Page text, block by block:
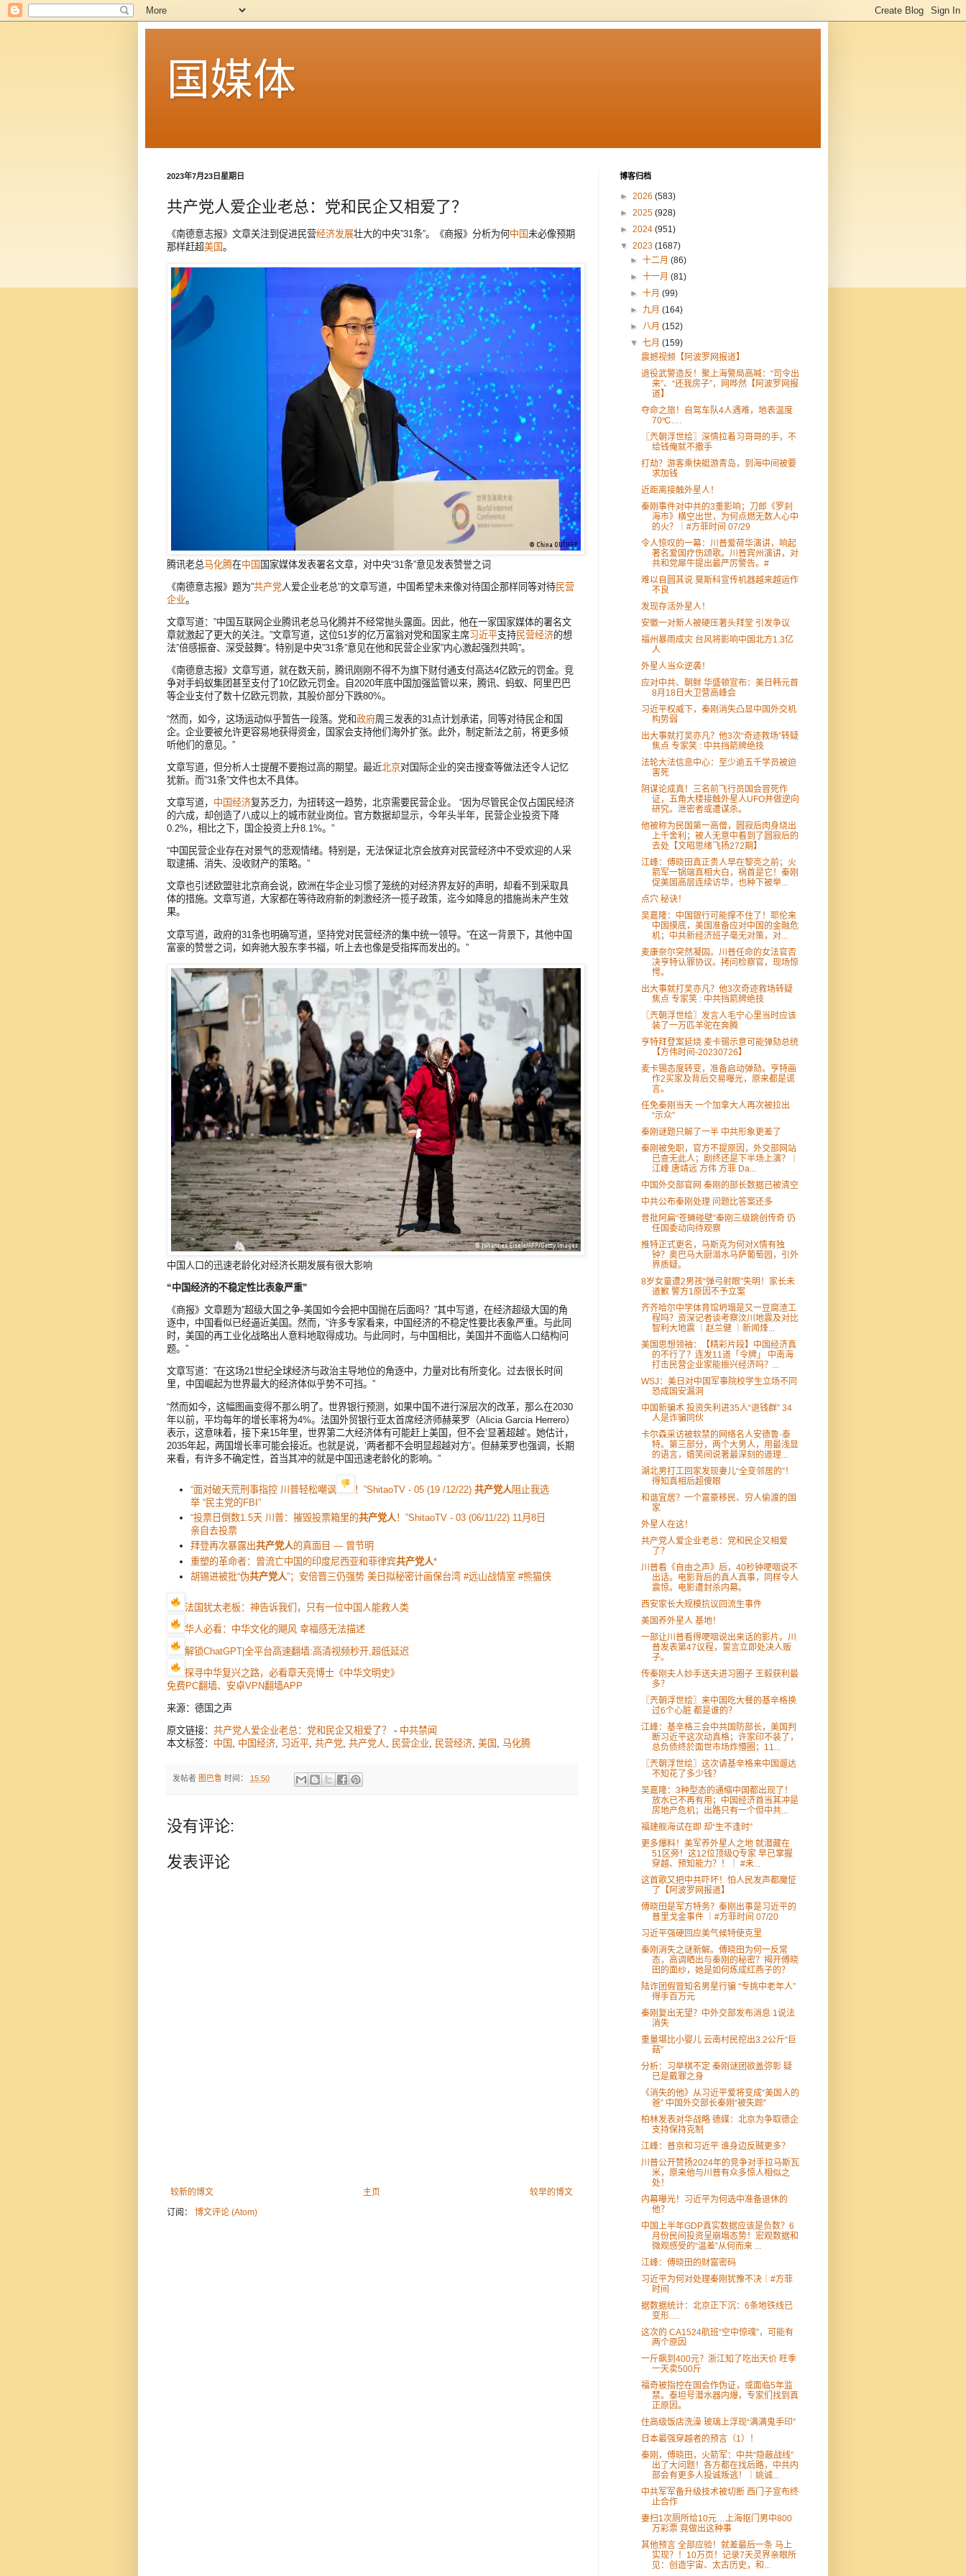
国媒体
2023年7月23日星期日
共产党人爱企业老总：党和民企又相爱了？
《南德意志报》文章关注到促进民营经济发展壮大的中央”31条”。《商报》分析为何中国未必像预期
那样赶超美国。
腾讯老总马化腾在中国 国家媒体发表署名文章，对中央“31条”意见发表赞誉之词
《南德意志报》题为”共产党人爱企业老总”的文章写道，中国希望未来像对待国企那样同等对待民营
企业。
文章写道：”中国互联网企业腾讯老总马化腾并不经常抛头露面。因此，他在一家国家媒体的署名文
章就激起了更大的关注。”文章写道，这位51岁的亿万富翁对党和国家主席习近平支持民营经济的想
法”倍感振奋、深受鼓舞”。特别是中央”31条”意见在他和民营企业家”内心激起强烈共鸣”。
《南德意志报》文章写道，就在数天前，腾讯刚刚不得不为旗下财付通支付高达4亿欧元的罚金。竞
争对手蚂蚁集团甚至支付了10亿欧元罚金。自2020年底中国加强监管以来，腾讯、蚂蚁、阿里巴巴
等企业支付了数十亿欧元罚款，其股价部分下跌80%。
“然而，如今，这场运动似乎暂告一段落。党和政府周三发表的31点计划承诺，同等对待民企和国
企。企业要被允许更容易地获得资金，国家会支持他们海外扩张。此外，制定新法之前，将更多倾
听他们的意见。”
文章写道，但分析人士提醒不要抱过高的期望。最近北京对国际企业的突击搜查等做法还令人记忆
犹新。而”31条”文件也太不具体。
文章写道， 中国经济复苏乏力，为扭转这一趋势，北京需要民营企业。 “因为尽管民企仅占国民经济
的六成，却创造了八成以上的城市就业岗位。官方数据却显示，今年头半年，民营企业投资下降
0.2%，相比之下，国企投资上升8.1%。”
“中国民营企业存在对景气的悲观情绪。特别是，无法保证北京会放弃对民营经济中不受欢迎的人采
取逮捕、消失、没收财产的策略。”
文章也引述欧盟驻北京商会说，欧洲在华企业习惯了笼统的对经济界友好的声明，却看不到采取具
体的措施。文章写道，大家都在等待政府新的刺激经济一揽子政策，迄今如降息的措施尚未产生效
果。
文章写道，政府的31条也明确写道，坚持党对民营经济的集中统一领导。”在这一背景下，其他中国
富豪的赞誉之词，如奔驰大股东李书福，听上去也像是受指挥而发出的。”
中国人口的迅速老龄化对经济长期发展有很大影响
“中国经济的不稳定性比表象严重”
《商报》文章题为”超级大国之争-美国如今会把中国抛在后面吗？”其中写道，在经济超级大国的角
逐中，中国看似已经逼近美国。然而，”许多专家看来，中国经济的不稳定性要比表象严重。与此同
时，美国的再工业化战略出人意料地取得成功。与此同时，与中国相比，美国并不面临人口结构问
题。”
文章写道：”在这场21世纪全球经济与政治主导地位的角逐中，力量对比有所变化。过去很长时间
里，中国崛起为世界最大的经济体似乎势不可挡。”
“然而如今，这幅图画变得不那么明了。世界银行预测，如果中国不进行深层次的改革，那么在2030
年以前，平均每年的增长率将为4%。法国外贸银行亚太首席经济师赫莱罗（Alicia Garcia Herrero）
表示，这意味着，接下来15年里，世界第二大经济体有可能赶上美国，但不会’显著超越’。她估计，
2035年起，两国增长率可能会接近。也就是说，’两者都不会明显超越对方’。但赫莱罗也强调，长期
来看，有许多不确定性，首当其冲的就是中国迅速老龄化的影响。”
“面对破天荒刑事指控 川普轻松嘲讽 ！”ShitaoTV - 05 (19 /12/22)共产党人 阻止我选
举 “民主党的FBI”
“投票日倒数1.5天 川普：摧毁投票箱里的共产党人！”ShitaoTV - 03 (06/11/22) 11月8日
亲自去投票
拜登再次暴露出共产党人的真面目 — 曾节明
重塑的革命者：曾流亡中国的印度尼西亚和菲律宾共产党人*
胡锡进被批“伪共产党人”；安倍晋三仍强势 美日拟秘密计画保台湾 #远山战情室 #熊猫侠
法国犹太老板：神告诉我们，只有一位中国人能救人类
华人必看：中华文化的飓风 幸福感无法描述
解锁ChatGPT|全平台高速翻墙:高清视频秒开,超低延迟
探寻中华复兴之路，必看章天亮博士《中华文明史》
免费PC翻墙、安卓VPN翻墙APP
来源：德国之声
原文链接： 共产党人爱企业老总：党和民企又相爱了？ - 中共禁闻
本文标签： 中国 , 中国经济, 习近平, 共产党, 共产党人, 民营企业, 民营经济, 美国 , 马化腾
发帖者 图巴鲁 时间： 15:50
没有评论:
发表评论
较新的博文 较早的博文
主页
订阅： 博文评论 (Atom)
博客归档
► 2026 (583)
► 2025 (928)
► 2024 (951)
▼ 2023 (1687)
►十二月(86)
►十一月(81)
►十月(99)
► 九月(164)
►八月(152)
▼七月(159)
震撼视频【阿波罗网报道】
退役武警造反！聚上海警局高喊：“司令出
来”、“还我房子”，网哗然【阿波罗网报
道】
夺命之旅！自驾车队4人遇难，地表温度
70℃….
〖兲朝浮世绘〗深情拉着习哥哥的手，不
给钱俺就不撒手
打劫？游客乘快艇游青岛，到海中间被要
求加钱
近距离接触外星人！
秦刚事件对中共的3重影响；刀郎《罗刹
海市》横空出世，为何点燃无数人心中
的火？｜#方菲时间 07/29
令人惊叹的一幕：川普爱荷华演讲，响起
著名爱国疗伤颂歌。川普宾州演讲，对
共和党犀牛提出最严厉警告。#
难以自圆其说 莫斯科宣传机器越来越运作
不良
发现存活外星人！
安徽一对新人被硬压著头拜堂 引发争议
福州暴雨成灾 台风将影响中国北方1.3亿
人
外星人当众逆袭！
应对中共、朝鲜 华盛顿宣布：美日韩元首
8月18日大卫营高峰会
习近平权威下，秦刚消失凸显中国外交机
构势弱
出大事就打吴亦凡？他3次“奇迹救场”转疑
焦点 专家笑 : 中共挡箭牌绝技
法轮大法信息中心：至少逾五千学员被迫
害死
阴谋论成真！三名前飞行员国会冒死作
证，五角大楼接触外星人UFO并做逆向
研究。泄密者或遭谋杀。
他被称为民国第一高僧，圆寂后肉身烧出
上千舍利；被人无意中看到了圆寂后的
去处【文昭思绪飞扬272期】
江峰：傅晓田真正贵人早在黎亮之前；火
箭军一锅端真相大白，祸首是它！秦刚
促美国高层连续访华，也种下被举...
点穴 秘诀！
吴嘉隆：中国银行可能撑不住了！耶伦来
中国摸底，美国准备应对中国的金融危
机；中共新经济班子毫无对策，对...
麦康奈尔突然凝固。川普任命的女法官否
决亨特认罪协议。拷问检察官，现场惊
愕。
出大事就打吴亦凡？他3次奇迹救场转疑
焦点 专家笑 : 中共挡箭牌绝技
〖兲朝浮世绘〗发言人毛宁心里当时应该
装了一万匹羊驼在奔腾
亨特拜登案延烧 麦卡锡示意可能弹劾总统
【方伟时间-20230726】
麦卡锡态度转变，准备启动弹劾。亨特画
作2买家及背后交易曝光，原来都是谎
言。
任免秦刚当天 一个加拿大人再次被拉出
“示众”
秦刚谜题只解了一半 中共形象更差了
秦刚被免职，官方不提原因，外交部网站
已查无此人；剧终还是下半场上演？｜
江峰 唐靖远 方伟 方菲 Da...
中国外交部官网 秦刚的部长数据已被清空
中共公布秦刚处理 问题比答案还多
昔批阿扁“苍蝇碰壁”秦刚三级跳创传奇 仍
任国委动向待观察
推特正式更名，马斯克为何对X情有独
钟？奥巴马大厨溺水马萨葡萄园，引外
界质疑。
8岁女童遭2男孩“弹弓射眼”失明！家长未
道歉 警方1原因不予立案
齐齐哈尔中学体育馆坍塌是又一豆腐渣工
程吗？资深记者谈考察汶川地震及对比
智利大地震 ｜赵兰健 ｜新闻烽...
美国思想领袖：【精彩片段】中国经济真
的不行了？连发11道「令牌」 中南海
打击民营企业家能振兴经济吗？...
WSJ：美日对中国军事院校学生立场不同
恐成国安漏洞
中国新骗术 投资失利进35人“退钱群” 34
人是诈骗同伙
卡尔森采访被软禁的网络名人安德鲁·泰
特。第三部分，两个大男人，用最浅显
的语言，嬉笑间说著最深刻的道理...
湖北男打工回家发现妻儿“全变邻居的”！
得知真相后超傻眼
和谐宜居？一个富豪移民、穷人偷渡的国
家
外星人在这！
共产党人爱企业老总：党和民企又相爱
了？
川普看《自由之声》后，40秒钟哽咽说不
出话。电影背后的真人真事，同样令人
震惊。电影遭封杀内幕。
西安家长大规模抗议回流生事件
美国养外星人 基地！
一部让川普看得哽咽说出来话的影片。川
普发表第47议程，誓言立即处决人贩
子。
传秦刚夫人妙手送夫进习圈子 王毅获利最
多？
〖兲朝浮世绘〗来中国吃大餐的基辛格换
过6个心脏 都是谁的？
江峰：基辛格三会中共国防部长，美国判
断习近平这次动真格；许家印不装了，
总负债终於面世市场炸懵圈；11...
〖兲朝浮世绘〗这次请基辛格来中国遛达
不知花了多少钱？
吴嘉隆：3种型态的通缩中国都出现了！
放水已不再有用；中国经济首当其冲是
房地产危机；出路只有一个但中共...
福建舰海试在即 却“生不逢时”
更多爆料！美军养外星人之地 就潜藏在
51区旁！这12位顶级Q专家 早已掌握
穿越、预知能力？！｜ #未...
这首歌又把中共吓坏！怕人民发声都魔怔
了【阿波罗网报道】
傅晓田是军方特务？秦刚出事是习近平的
普里戈金事件 ｜#方菲时间 07/20
习近平强硬回应美气候特使克里
秦刚消失之谜新解。傅晓田为何一反常
态，高调晒出与秦刚的秘密？揭开傅晓
田的面纱，她是如何炼成红燕子的？
陆诈团假冒知名男星行骗 “专挑中老年人”
得手百万元
秦刚复出无望？中外交部发布消息 1说法
消失
重量堪比小婴儿 云南村民挖出3.2公斤“巨
菇”
分析：习举棋不定 秦刚谜团欲盖弥彰 疑
已是戴罪之身
《消失的他》从习近平爱将变成“美国人的
爸” 中国外交部长秦刚“被失踪”
柏林发表对华战略 德媒：北京为争取德企
支持保持克制
江峰：普京和习近平 谁身边反贼更多？
川普公开赞扬2024年的竞争对手拉马斯瓦
米，原来他与川普有众多惊人相似之
处！
内幕曝光！习近平为何选中准备退休的
他？
中国上半年GDP真实数据应该是负数？6
月份民间投资呈崩塌态势！宏观数据和
微观感受的“温差”从何而来 ...
江峰：傅晓田的财富密码
习近平为何对处理秦刚犹豫不决｜#方菲
时间
据数据统计：北京正下沉：6条地铁线已
变形….
这次的 CA1524航班“空中惊魂”，可能有
两个原因
一斤飙到400元？浙江知了吃出天价 旺季
一天卖500斤
福奇被指控在国会作伪证，或面临5年监
禁。泰坦号潜水器内爆，专家们找到真
正原因。
住高级饭店洗澡 玻璃上浮现“满满鬼手印”
日本最强穿越者的预言（1）！
秦刚，傅晓田，火箭军：中共“隐蔽战线”
出了大问题！各方都在找后路，中共内
部会有更多人投诚叛逃！｜姚诚...
中共军军备升级技术被切断 西门子宣布终
止合作
妻扫1次厕所给10元…上海抠门男中800
万彩票 竟做出这种事
其他预言 全部应验！就差最后一条 马上
实现？！10万页！记录7天灵界亲眼所
见：创造宇宙、太古历史，和...